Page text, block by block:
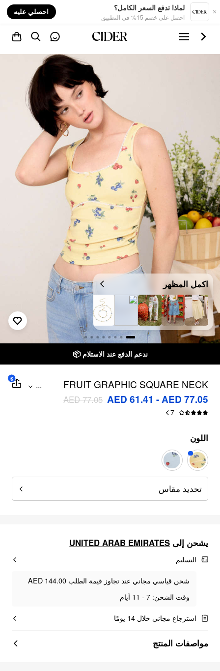
لماذا تدفع السعر الكامل؟
احصل على خصم 15% في التطبيق
احصلي عليه
اكمل المظهر
ندعم الدفع عند الاستلام 📦
FRUIT GRAPHIC SQUARE NECK
RUCHED TANK TOP
...
AED 61.41 - AED 77.05
AED 77.05
7
$
اللون
تحديد مقاس
يشحن إلى UNITED ARAB EMIRATES
التسليم
شحن قياسي مجاني عند تجاوز قيمة الطلب AED 144.00
وقت الشحن: 7 - 11 أيام
استرجاع مجاني خلال 14 يومًا
مواصفات المنتج